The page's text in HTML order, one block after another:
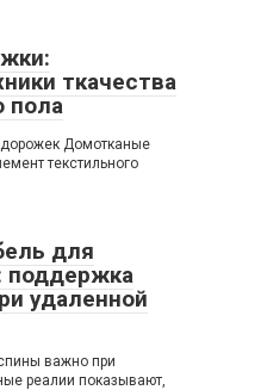
ткачества
пола
Домотканые
текстильного
для
поддержка
удаленной
важно при
реалии показывают,